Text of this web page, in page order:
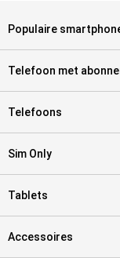
Populaire
Telefoon met
Telefoons
Sim Only
Tablets
Accessoires